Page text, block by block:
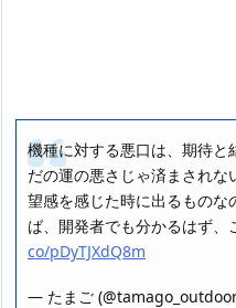
機種に対する悪口は、期待と
だの運の悪さじゃ済まされ
望感を感じた時に出るものな
ば、開発者でも分かるはず、
co/pDyTJXdQ8m
— たまご